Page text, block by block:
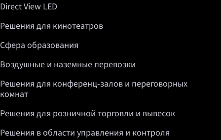
Direct View LED
Решения для кинотеатров
Сфера образования
Воздушные и наземные перевозки
Решения для конференц-залов и переговорных
комнат
Решения для розничной торговли и вывесок
Решения в области управления и контроля